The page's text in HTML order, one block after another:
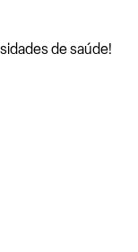
de saúde!